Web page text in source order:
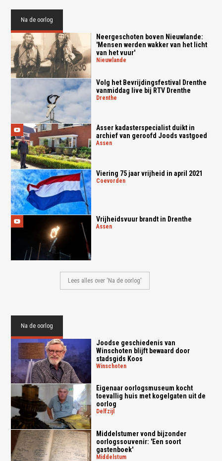
Na de oorlog
Neergeschoten boven Nieuwlande:
'Mensen werden wakker van het licht
van het vuur'
nieuwlande
Volg het Bevrijdingsfestival Drenthe
vanmiddag live bij RTV Drenthe
drenthe
Asser kadasterspecialist duikt in
archief van geroofd Joods vastgoed
assen
Viering 75 jaar vrijheid in april 2021
coevorden
Vrijheidsvuur brandt in Drenthe
assen
Lees alles over 'Na de oorlog'
Na de oorlog
Joodse geschiedenis van
Winschoten blijft bewaard door
stadsgids Koos
winschoten
Eigenaar oorlogsmuseum kocht
toevallig huis met kogelgaten uit de
oorlog
delfzijl
Middelstumer vond bijzonder
oorlogssouvenir: 'Een soort
gastenboek'
middelstum